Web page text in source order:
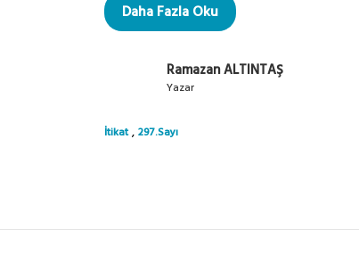
Daha Fazla Oku
Ramazan ALTINTAŞ
Yazar
İtikat , 297.Sayı